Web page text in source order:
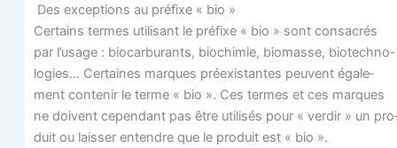
Des excep­tions au pré­fixe « bio »
Cer­tains termes uti­li­sant le pré­fixe « bio » sont consa­crés
par l’usage : bio­car­bu­rants, bio­chi­mie, bio­masse, bio­tech­no­
lo­gies… Cer­taines marques pré­exis­tantes peuvent éga­le­
ment conte­nir le terme « bio ». Ces termes et ces marques
ne doivent cepen­dant pas être uti­li­sés pour « ver­dir » un
duit ou lais­ser entendre que le pro­duit est « bio ».